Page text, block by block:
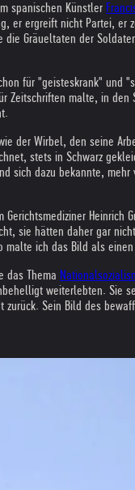
spanischen Künstler
er ergreift nicht Partei, er
Gräueltaten der
für "geisteskrank" und
malte, in den
der Wirbel, den seine
stets in Schwarz
sich dazu bekannte, mehr
Heinrich
sie hätten daher gar
malte ich das Bild als
das Thema
weiterlebten. Sie
Sein Bild des